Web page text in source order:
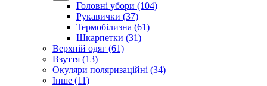
Головні убори (104)
Рукавички (37)
Термобілизна (61)
Шкарпетки (31)
Верхній одяг (61)
Взуття (13)
Окуляри поляризаційні (34)
Інше (11)